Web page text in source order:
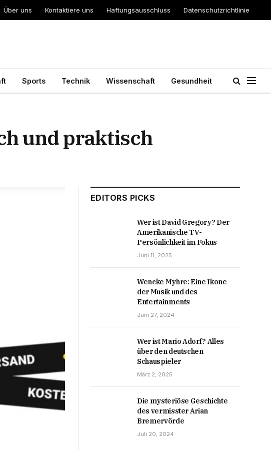
Über uns Kontaktiere uns Haftungsausschluss Datenschutzrichtlinie
Sports Technik Wissenschaft Gesundheit
und praktisch
EDITORS PICKS
Wer ist David Gregory? Der
Amerikanische TV-
Persönlichkeit im Fokus
Juni 11, 2025
Wencke Myhre: Eine Ikone
der Musik und des
Entertainments
Juni 27, 2024
Wer ist Mario Adorf? Alles
über den deutschen
Schauspieler
März 2, 2025
Die mysteriöse Geschichte
des vermisster Arian
Bremervörde
Juli 20, 2024